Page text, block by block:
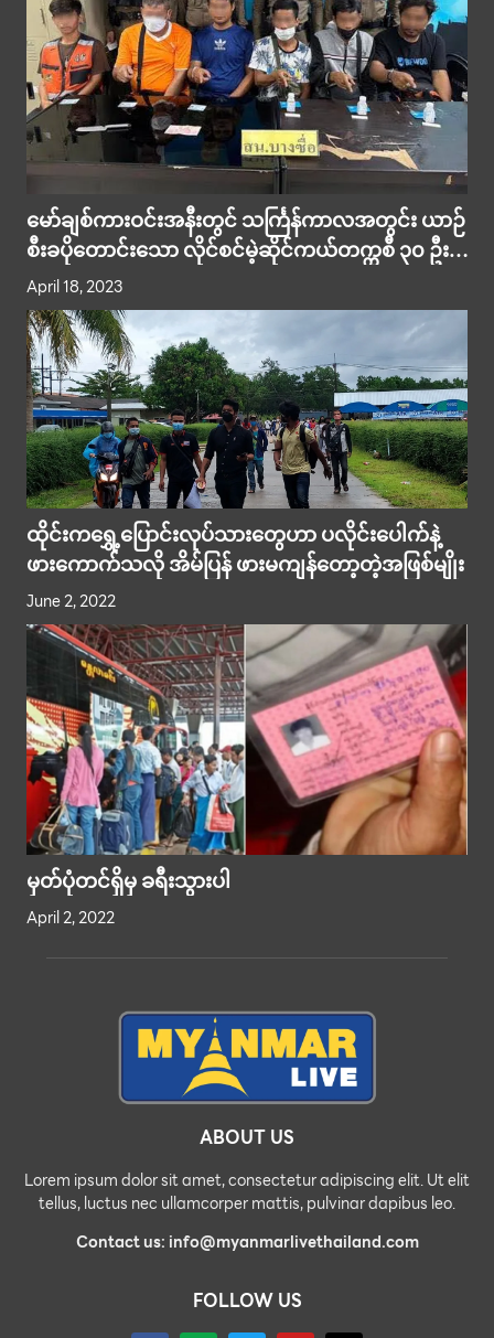
မော်ချစ်ကားဝင်းအနီးတွင် သင်္ကြန်ကာလအတွင်း ယာဉ်
စီးခပိုတောင်းသော လိုင်စင်မဲ့ဆိုင်ကယ်တက္ကစီ ၃၀ ဦး
ဖမ်းဆီးနိုင်
April 18, 2023
ထိုင်းက​ရွှေ့​ပြောင်းလုပ်သား​တွေဟာ ပလိုင်း​ပေါက်နဲ့
ဖား​ကောက်သလို အိမ်ပြန်​ ဖားမကျန်​တော့တဲ့အဖြစ်မျိုး
June 2, 2022
မှတ်ပုံတင်ရှိမှ ခရီးသွားပါ
April 2, 2022
ABOUT US
Lorem ipsum dolor sit amet, consectetur adipiscing elit. Ut elit
tellus, luctus nec ullamcorper mattis, pulvinar dapibus leo.
Contact us: info@myanmarlivethailand.com
FOLLOW US